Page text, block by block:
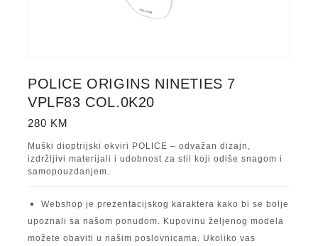
POLICE ORIGINS NINETIES 7
VPLF83 COL.0K20
280 KM
Muški dioptrijski okviri POLICE – odvažan dizajn,
izdržljivi materijali i udobnost za stil koji odiše snagom i
samopouzdanjem.
Webshop je prezentacijskog karaktera kako bi se bolje
upoznali sa našom ponudom. Kupovinu željenog modela
možete obaviti u našim poslovnicama. Ukoliko vas